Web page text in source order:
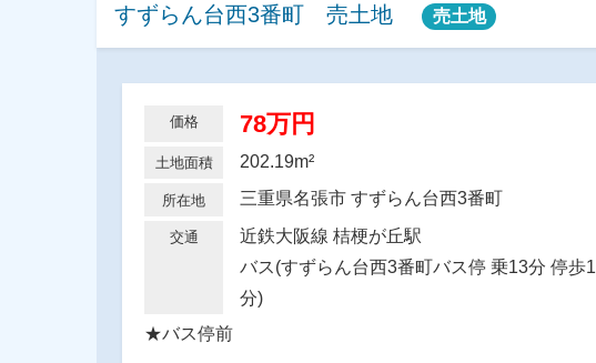
すずらん台西3番町 売土地 売土地
価格 78万円
土地面積 202.19m²
所在地 三重県名張市 すずらん台西3番町
交通
近鉄大阪線 桔梗が丘駅
バス(すずらん台西3番町バス停 乗13分 停歩1
分)
★バス停前